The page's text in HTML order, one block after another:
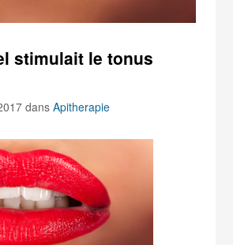
stimulait le tonus
dansApitherapie